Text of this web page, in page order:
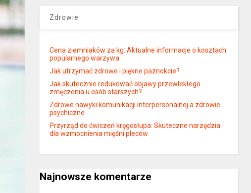
Zdrowie
Cena ziemniaków za kg: Aktualne informacje o kosztach
popularnego warzywa
Jak utrzymać zdrowe i piękne paznokcie?
Jak skutecznie redukować objawy przewlekłego
zmęczenia u osób starszych?
Zdrowe nawyki komunikacji interpersonalnej a zdrowie
psychiczne
Przyrząd do ćwiczeń kręgosłupa: Skuteczne narzędzia
dla wzmocnienia mięśni pleców
Najnowsze komentarze